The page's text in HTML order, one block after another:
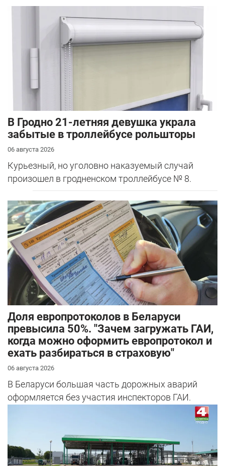
В Гродно 21-летняя девушка украла
забытые в троллейбусе рольшторы
06 августа 2026
Курьезный, но уголовно наказуемый случай
произошел в гродненском троллейбусе № 8.
Доля европротоколов в Беларуси
превысила 50%. "Зачем загружать ГАИ,
когда можно оформить европротокол и
ехать разбираться в страховую"
06 августа 2026
В Беларуси большая часть дорожных аварий
оформляется без участия инспекторов ГАИ.